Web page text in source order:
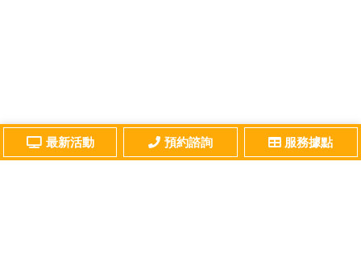
最新活動 預約諮詢 服務據點